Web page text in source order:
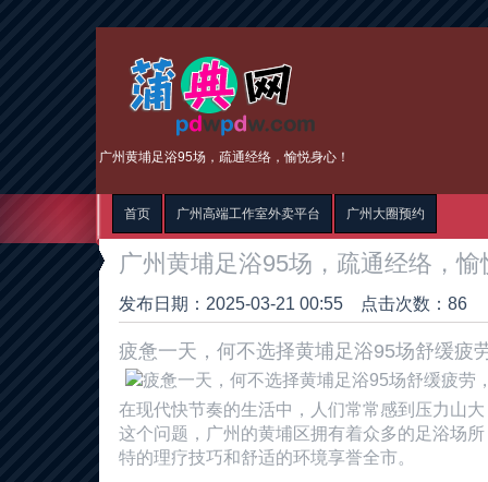
广州黄埔足浴95场，疏通经络，愉悦身心！
首页 广州高端工作室外卖平台 广州大圈预约
广州黄埔足浴95场，疏通经络，愉
发布日期：2025-03-21 00:55 点击次数：86
疲惫一天，何不选择黄埔足浴95场舒缓疲
在现代快节奏的生活中，人们常常感到压力山
这个问题，广州的黄埔区拥有着众多的足浴场
特的理疗技巧和舒适的环境享誉全市。